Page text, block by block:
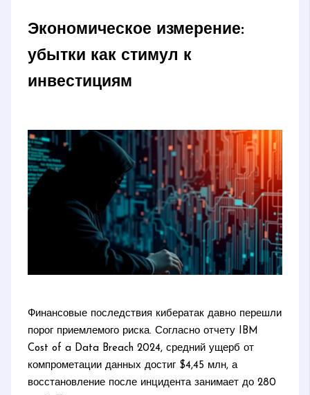
Экономическое измерение:
убытки как стимул к
инвестициям
Финансовые последствия кибератак давно перешли
порог приемлемого риска. Согласно отчету IBM
Cost of a Data Breach 2024, средний ущерб от
компрометации данных достиг $4,45 млн, а
восстановление после инцидента занимает до 280